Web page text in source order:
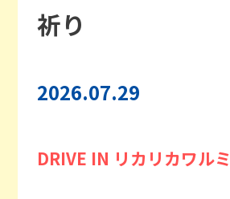
祈り
2026.07.29
DRIVE IN リカリカワルミ